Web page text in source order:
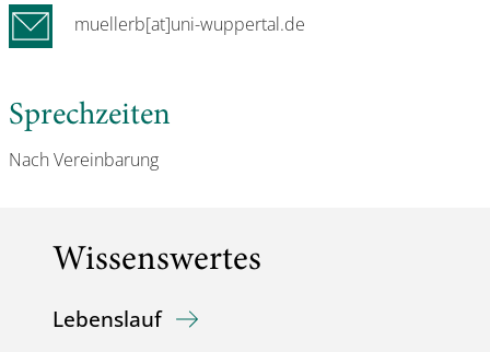
muellerb[at]uni-wuppertal.de
Sprechzeiten
Nach Vereinbarung
Wissenswertes
Lebenslauf